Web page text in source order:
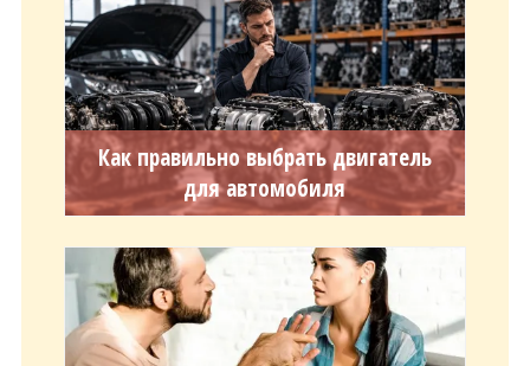
Как правильно выбрать двигатель
для автомобиля